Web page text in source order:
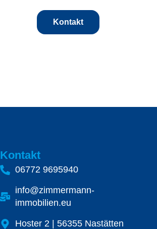
Kontakt
Kontakt
06772 9695940
info@zimmermann-
immobilien.eu
Hoster 2 | 56355 Nastätten